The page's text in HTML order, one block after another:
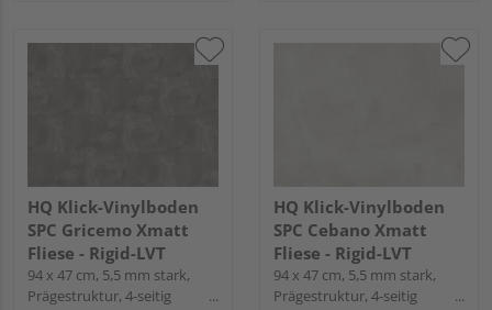
HQ Klick-Vinylboden
SPC Gricemo Xmatt
Fliese - Rigid-LVT
94 x 47 cm, 5,5 mm stark,
Prägestruktur, 4-seitig
HQ Klick-Vinylboden
SPC Cebano Xmatt
Fliese - Rigid-LVT
94 x 47 cm, 5,5 mm stark,
Prägestruktur, 4-seitig